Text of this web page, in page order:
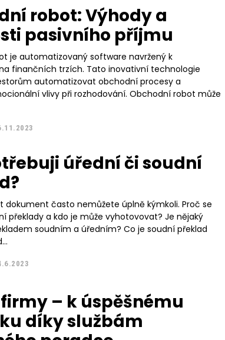
robot: Výhody a
pasivního příjmu
je automatizovaný software navržený k
finančních trzích. Tato inovativní technologie
automatizovat obchodní procesy a
vlivy při rozhodování. Obchodní robot může
úřední či soudní
dokument často nemůžete úplně kýmkoli. Proč se
překlady a kdo je může vyhotovovat? Je nějaký
soudním a úředním? Co je soudní překlad
– k úspěšnému
díky službám